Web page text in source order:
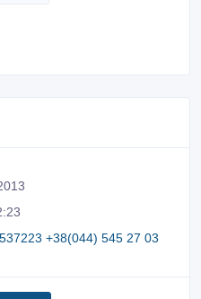
+38(044) 545 27 03